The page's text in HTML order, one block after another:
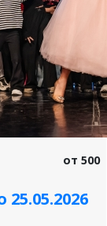
от 500
25.05.2026